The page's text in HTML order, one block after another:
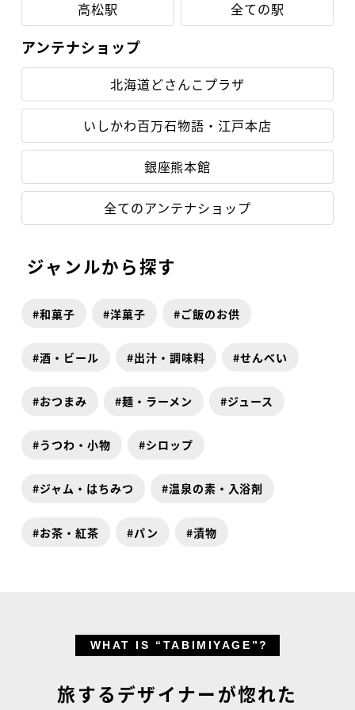
高松駅 全ての駅
アンテナショップ
北海道どさんこプラザ
いしかわ百万石物語・江戸本店
銀座熊本館
全てのアンテナショップ
ジャンルから探す
和菓子 洋菓子 ご飯のお供
酒・ビール 出汁・調味料 せんべい
おつまみ 麺・ラーメン ジュース
うつわ・小物 シロップ
ジャム・はちみつ 温泉の素・入浴剤
お茶・紅茶 パン 漬物
WHAT IS “TABIMIYAGE”?
旅するデザイナーが惚れた